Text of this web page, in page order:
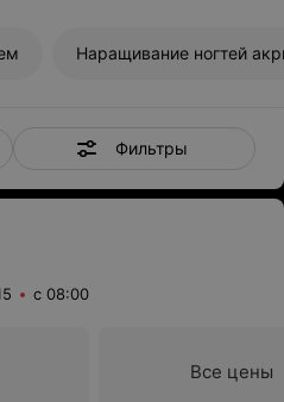
Наращивание ногтей
Фильтры
с 08:00
Все цены